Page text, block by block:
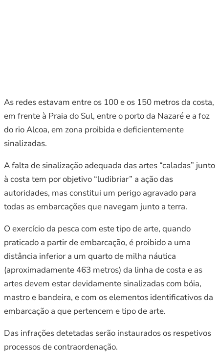
As redes estavam entre os 100 e os 150 metros da costa,
em frente à Praia do Sul, entre o porto da Nazaré e a foz
do rio Alcoa, em zona proibida e deficientemente
sinalizadas.
A falta de sinalização adequada das artes “caladas” junto
à costa tem por objetivo “ludibriar” a ação das
autoridades, mas constitui um perigo agravado para
todas as embarcações que navegam junto a terra.
O exercício da pesca com este tipo de arte, quando
praticado a partir de embarcação, é proibido a uma
distância inferior a um quarto de milha náutica
(aproximadamente 463 metros) da linha de costa e as
artes devem estar devidamente sinalizadas com bóia,
mastro e bandeira, e com os elementos identificativos da
embarcação a que pertencem e tipo de arte.
Das infrações detetadas serão instaurados os respetivos
processos de contraordenação.